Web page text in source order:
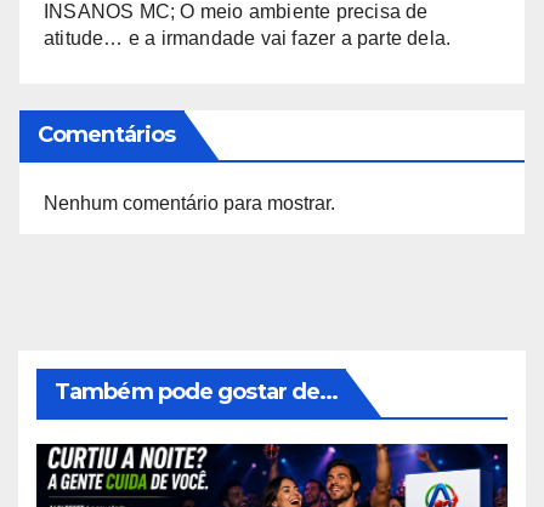
INSANOS MC; O meio ambiente precisa de
atitude… e a irmandade vai fazer a parte dela.
Comentários
Nenhum comentário para mostrar.
Também pode gostar de...